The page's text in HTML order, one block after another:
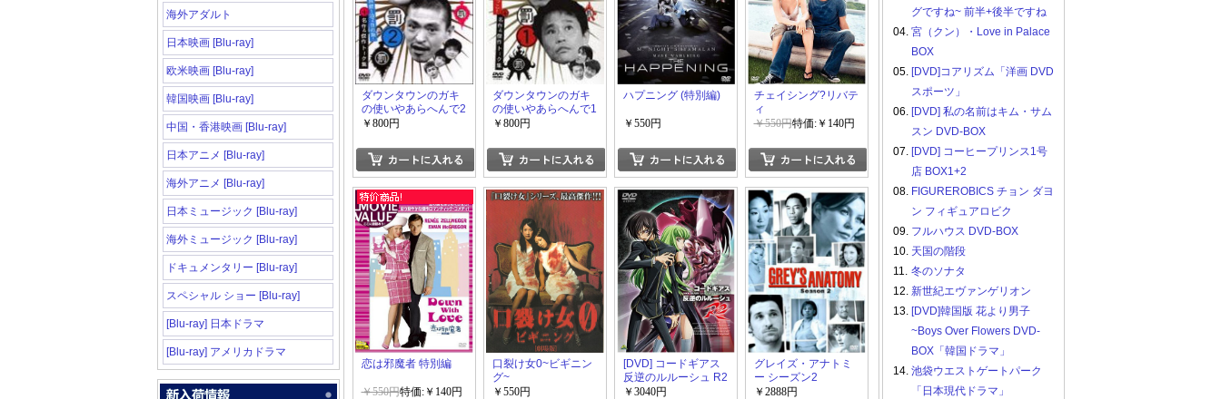
海外アダルト
日本映画 [Blu-ray]
欧米映画 [Blu-ray]
韓国映画 [Blu-ray]
中国・香港映画 [Blu-ray]
日本アニメ [Blu-ray]
海外アニメ [Blu-ray]
日本ミュージック [Blu-ray]
海外ミュージック [Blu-ray]
ドキュメンタリー [Blu-ray]
スペシャル ショー [Blu-ray]
[Blu-ray] 日本ドラマ
[Blu-ray] アメリカドラマ
ダウンタウンのガキ
の使いやあらへんで2
￥800円
ダウンタウンのガキ
の使いやあらへんで1
￥800円
ハプニング (特別編)
￥550円
チェイシング?リバテ
ィ
￥550円特価:￥140円
恋は邪魔者 特別編
￥550円特価:￥140円
口裂け女0~ビギニン
グ~
￥550円
[DVD] コードギアス
反逆のルルーシュ R2
DVD-BOX
￥3040円
グレイズ・アナトミ
ー シーズン2
￥2888円
グですね~ 前半+後半ですね
04. 宮（クン）・Love in Palace
BOX
05. [DVD]コアリズム「洋画 DVD
スポーツ」
06. [DVD] 私の名前はキム・サム
スン DVD-BOX
07. [DVD] コーヒープリンス1号
店 BOX1+2
08. FIGUREROBICS チョン ダヨ
ン フィギュアロビク
09. フルハウス DVD-BOX
10. 天国の階段
11. 冬のソナタ
12. 新世紀エヴァンゲリオン
13. [DVD]韓国版 花より男子
~Boys Over Flowers DVD-
BOX「韓国ドラマ」
14. 池袋ウエストゲートパーク
「日本現代ドラマ」